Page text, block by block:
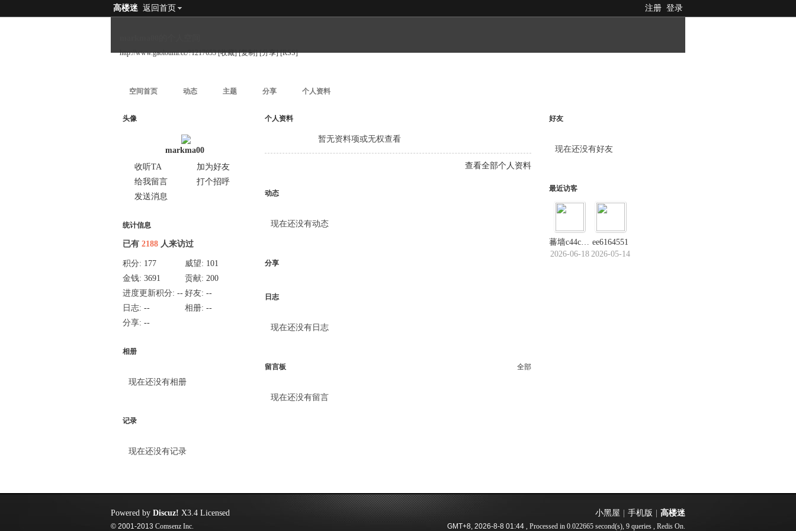
注册 登录
高楼迷 返回首页
http://www.gaoloumi.cc/?1217653 [收藏] [复制] [分享] [RSS]
空间首页 动态 主题 分享 个人资料
头像
markma00
收听TA
加为好友
给我留言
打个招呼
发送消息
统计信息
已有 2188 人来访过
积分: 177 威望: 101
金钱: 3691 贡献: 200
进度更新积分: -- 好友: --
日志: -- 相册: --
分享: --
相册
现在还没有相册
记录
现在还没有记录
个人资料
暂无资料项或无权查看
查看全部个人资料
动态
现在还没有动态
分享
日志
现在还没有日志
留言板 全部
现在还没有留言
好友
现在还没有好友
最近访客
蕃墙c44c．us
2026-06-18
ee6164551
2026-05-14
小黑屋 手机版 高楼迷
GMT+8, 2026-8-8 01:44 , Processed in 0.022665 second(s), 9 queries , Redis On.
Powered by Discuz! X3.4 Licensed
© 2001-2013 Comsenz Inc.